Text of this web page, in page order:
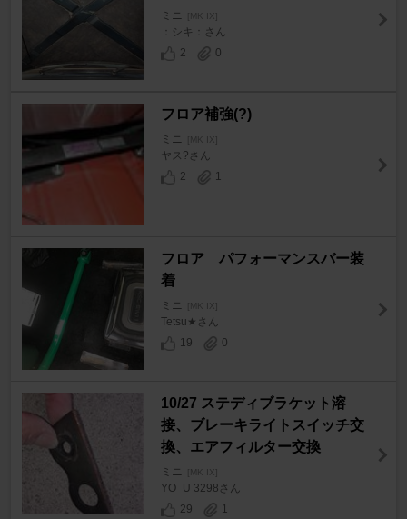
ミニ [MK IX]
：シキ：さん
2
0
フロア補強(?)
ミニ [MK IX]
ヤス?さん
2
1
フロア パフォーマンスバー装
着
ミニ [MK IX]
Tetsu★さん
19
0
10/27 ステディブラケット溶
接、ブレーキライトスイッチ交
換、エアフィルター交換
ミニ [MK IX]
YO_U 3298さん
29
1